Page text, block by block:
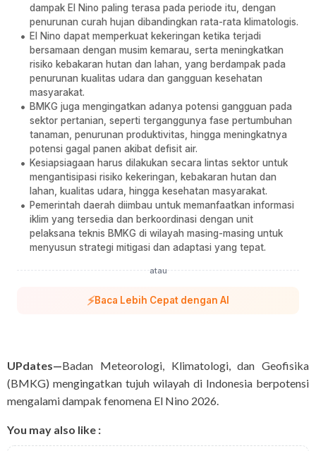
dampak El Nino paling terasa pada periode itu, dengan
penurunan curah hujan dibandingkan rata-rata klimatologis.
El Nino dapat memperkuat kekeringan ketika terjadi
bersamaan dengan musim kemarau, serta meningkatkan
risiko kebakaran hutan dan lahan, yang berdampak pada
penurunan kualitas udara dan gangguan kesehatan
masyarakat.
BMKG juga mengingatkan adanya potensi gangguan pada
sektor pertanian, seperti terganggunya fase pertumbuhan
tanaman, penurunan produktivitas, hingga meningkatnya
potensi gagal panen akibat defisit air.
Kesiapsiagaan harus dilakukan secara lintas sektor untuk
mengantisipasi risiko kekeringan, kebakaran hutan dan
lahan, kualitas udara, hingga kesehatan masyarakat.
Pemerintah daerah diimbau untuk memanfaatkan informasi
iklim yang tersedia dan berkoordinasi dengan unit
pelaksana teknis BMKG di wilayah masing-masing untuk
menyusun strategi mitigasi dan adaptasi yang tepat.
atau
⚡Baca Lebih Cepat dengan AI
UPdates—Badan Meteorologi, Klimatologi, dan Geofisika
(BMKG) mengingatkan tujuh wilayah di Indonesia berpotensi
mengalami dampak fenomena El Nino 2026.
You may also like :